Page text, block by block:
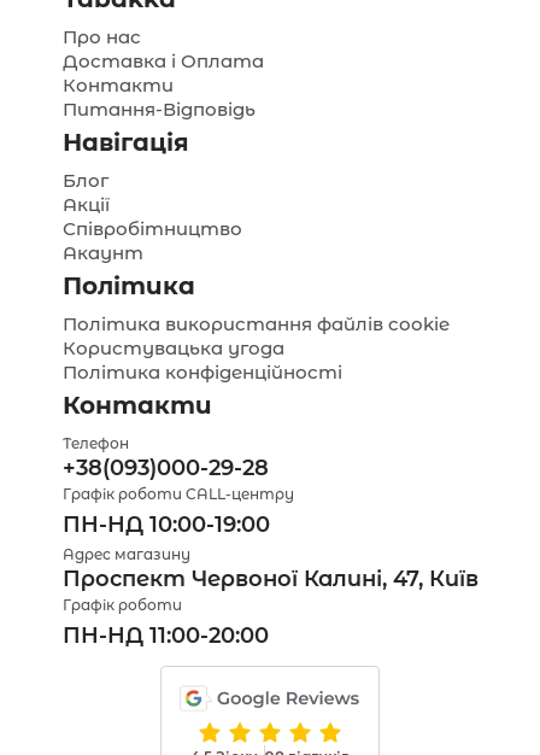
Про нас
Доставка і Оплата
Контакти
Питання-Відповідь
Навігація
Блог
Акції
Співробітництво
Акаунт
Політика
Політика використання файлів cookie
Користувацька угода
Політика конфіденційності
Контакти
Телефон
+38(093)000-29-28
Графік роботи CALL-центру
ПН-НД 10:00-19:00
Адрес магазину
Проспект Червоної Калині, 47, Київ
Графік роботи
ПН-НД 11:00-20:00